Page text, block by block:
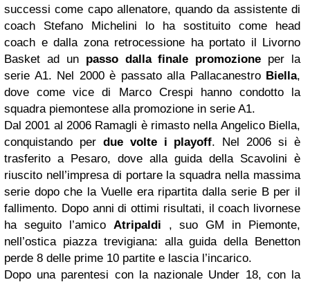
successi come capo allenatore, quando da assistente di
coach Stefano Michelini lo ha sostituito come head
coach e dalla zona retrocessione ha portato il Livorno
Basket ad un passo dalla finale promozione per la
serie A1. Nel 2000 è passato alla Pallacanestro Biella,
dove come vice di Marco Crespi hanno condotto la
squadra piemontese alla promozione in serie A1.
Dal 2001 al 2006 Ramagli è rimasto nella Angelico Biella,
conquistando per due volte i playoff. Nel 2006 si è
trasferito a Pesaro, dove alla guida della Scavolini è
riuscito nell’impresa di portare la squadra nella massima
serie dopo che la Vuelle era ripartita dalla serie B per il
fallimento. Dopo anni di ottimi risultati, il coach livornese
ha seguito l’amico Atripaldi , suo GM in Piemonte,
nell’ostica piazza trevigiana: alla guida della Benetton
perde 8 delle prime 10 partite e lascia l’incarico.
Dopo una parentesi con la nazionale Under 18, con la